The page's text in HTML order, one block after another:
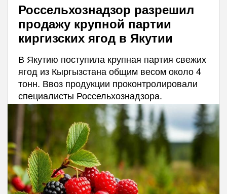
Россельхознадзор разрешил
продажу крупной партии
киргизских ягод в Якутии
В Якутию поступила крупная партия свежих
ягод из Кыргызстана общим весом около 4
тонн. Ввоз продукции проконтролировали
специалисты Россельхознадзора.